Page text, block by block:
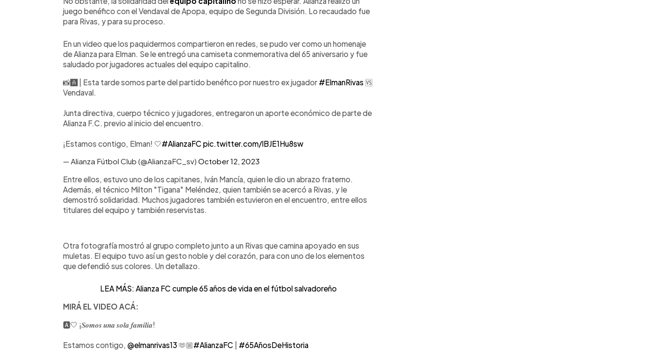
juego benéfico con el Vendaval de Apopa, equipo de Segunda División. Lo recaudado fue
para Rivas, y para su proceso.
En un video que los paquidermos compartieron en redes, se pudo ver como un homenaje
de Alianza para Elman. Se le entregó una camiseta conmemorativa del 65 aniversario y fue
saludado por jugadores actuales del equipo capitalino.
📸🅰️ | Esta tarde somos parte del partido benéfico por nuestro ex jugador #ElmanRivas🆚
Vendaval.
Junta directiva, cuerpo técnico y jugadores, entregaron un aporte económico de parte de
Alianza F.C. previo al inicio del encuentro.
¡Estamos contigo, Elman! 🤍#AlianzaFC pic.twitter.com/lBJE1Hu8sw
— Alianza Fútbol Club (@AlianzaFC_sv) October 12, 2023
Entre ellos, estuvo uno de los capitanes, Iván Mancía, quien le dio un abrazo fraterno.
Además, el técnico Milton "Tigana" Meléndez, quien también se acercó a Rivas, y le
demostró solidaridad. Muchos jugadores también estuvieron en el encuentro, entre ellos
titulares del equipo y también reservistas.
Otra fotografía mostró al grupo completo junto a un Rivas que camina apoyado en sus
muletas. El equipo tuvo así un gesto noble y del corazón, para con uno de los elementos
que defendió sus colores. Un detallazo.
LEA MÁS: Alianza FC cumple 65 años de vida en el fútbol salvadoreño
MIRÁ EL VIDEO ACÁ:
🅰️🤍 ¡𝑺𝒐𝒎𝒐𝒔 𝒖𝒏𝒂 𝒔𝒐𝒍𝒂 𝒇𝒂𝒎𝒊𝒍𝒊𝒂!
Estamos contigo, @elmanrivas13🫶🏼#AlianzaFC
#65AñosDeHistoria